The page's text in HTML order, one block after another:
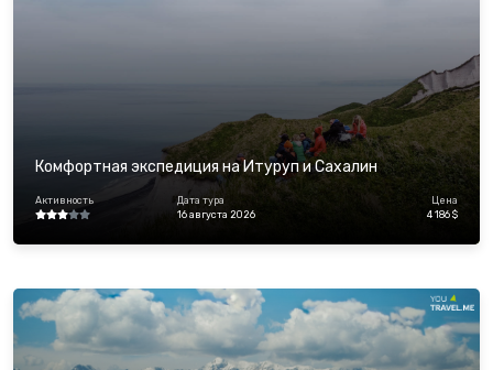
Комфортная экспедиция на Итуруп и Сахалин
Активность
Дата тура
16 августа 2026
Цена
4 186 $